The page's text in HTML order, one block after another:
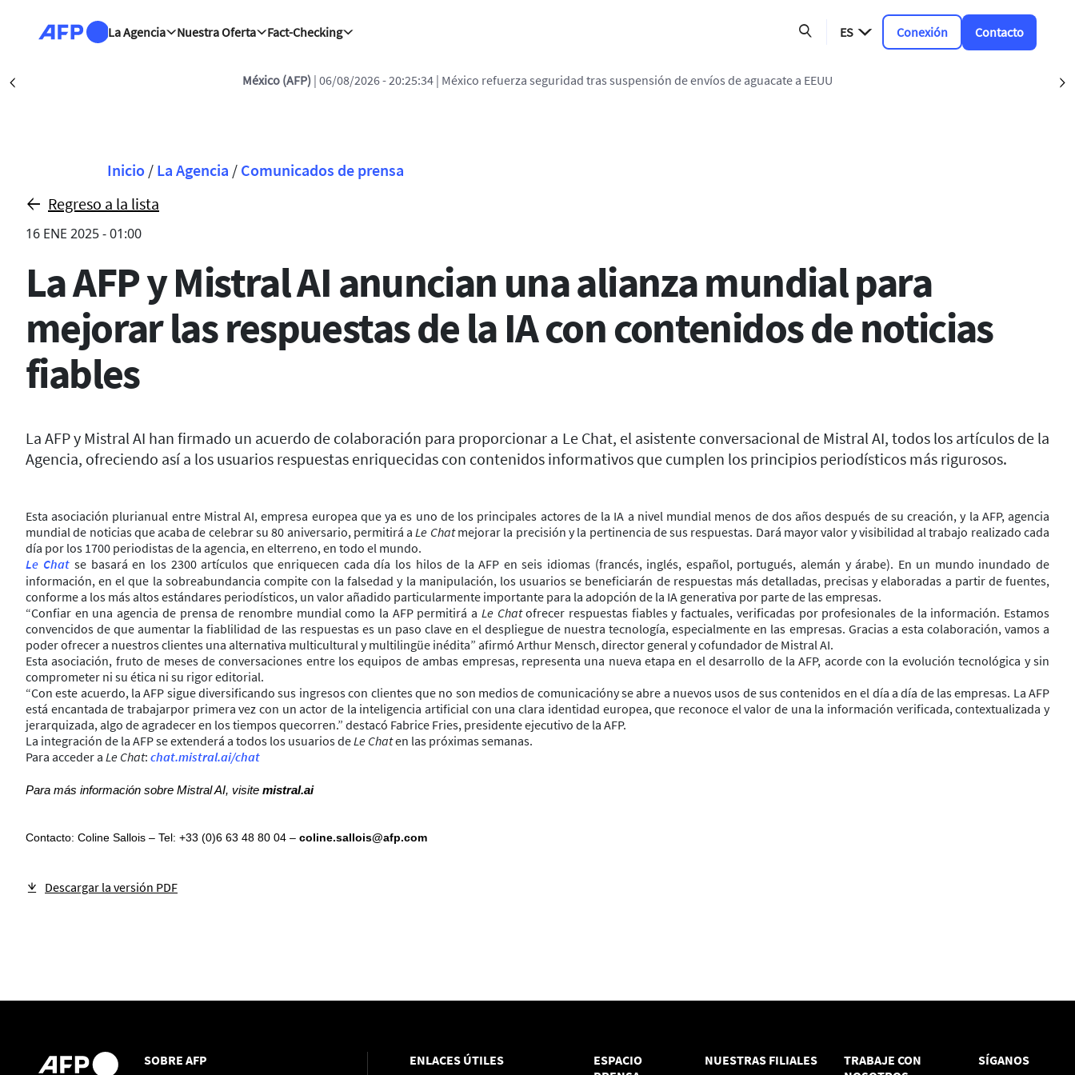
La Agencia
Nuestra Oferta Fact-Checking ES Conexión Contacto
México (AFP) | 06/08/2026 - 20:25:34 | México refuerza seguridad tras suspensión de envíos de aguacate a EEUU
Sobrescribir enlaces de ayuda a la navegación
Inicio / La Agencia / Comunicados de prensa
Regreso a la lista
16 ENE 2025 - 01:00
La AFP y Mistral AI anuncian una alianza mundial para
mejorar las respuestas de la IA con contenidos de noticias
fiables
La AFP y Mistral AI han firmado un acuerdo de colaboración para proporcionar a Le Chat, el asistente conversacional de Mistral AI, todos los artículos de la
Agencia, ofreciendo así a los usuarios respuestas enriquecidas con contenidos informativos que cumplen los principios periodísticos más rigurosos.
Esta asociación plurianual entre Mistral AI, empresa europea que ya es uno de los principales actores de la IA a nivel mundial menos de dos años después de su creación, y la AFP, agencia
mundial de noticias que acaba de celebrar su 80 aniversario, permitirá aLe Chatmejorar la precisión y la pertinencia de sus respuestas. Dará mayor valor y visibilidad al trabajo realizado cada
día por los 1700 periodistas de la agencia, en elterreno, en todo el mundo.
Le Chat se basará en los 2300 artículos que enriquecen cada día los hilos de la AFP en seis idiomas (francés, inglés, español, portugués, alemán y árabe). En un mundo inundado de
información, en el que la sobreabundancia compite con la falsedad y la manipulación, los usuarios se beneficiarán de respuestas más detalladas, precisas y elaboradas a partir de fuentes,
conforme a los más altos estándares periodísticos, un valor añadido particularmente importante para la adopción de la IA generativa por parte de las empresas.
“Confiar en una agencia de prensa de renombre mundial como la AFP permitirá a Le Chatofrecer respuestas fiables y factuales, verificadas por profesionales de la información. Estamos
convencidos de que aumentar la fiablilidad de las respuestas es un paso clave en el despliegue de nuestra tecnología, especialmente en las empresas. Gracias a esta colaboración, vamos a
poder ofrecer a nuestros clientes una alternativa multicultural y multilingüe inédita” afirmó Arthur Mensch, director general y cofundador de Mistral AI.
Esta asociación, fruto de meses de conversaciones entre los equipos de ambas empresas, representa una nueva etapa en el desarrollo de la AFP, acorde con la evolución tecnológica y sin
comprometer ni su ética ni su rigor editorial.
“Con este acuerdo, la AFP sigue diversificando sus ingresos con clientes que no son medios de comunicacióny se abre a nuevos usos de sus contenidos en el día a día de las empresas. La AFP
está encantada de trabajarpor primera vez con un actor de la inteligencia artificial con una clara identidad europea, que reconoce el valor de una la información verificada, contextualizada y
jerarquizada, algo de agradecer en los tiempos quecorren.” destacó Fabrice Fries, presidente ejecutivo de la AFP.
La integración de la AFP se extenderá a todos los usuarios deLe Chaten las próximas semanas.
Para acceder a Le Chat: chat.mistral.ai/chat
Para más información sobre Mistral AI, visite mistral.ai
Contacto: Coline Sallois – Tel: +33 (0)6 63 48 80 04 – coline.sallois@afp.com
Descargar la versión PDF
SOBRE AFP ENLACES ÚTILES
ESPACIO
NUESTRAS FILIALES
TRABAJE CON
SÍGANOS